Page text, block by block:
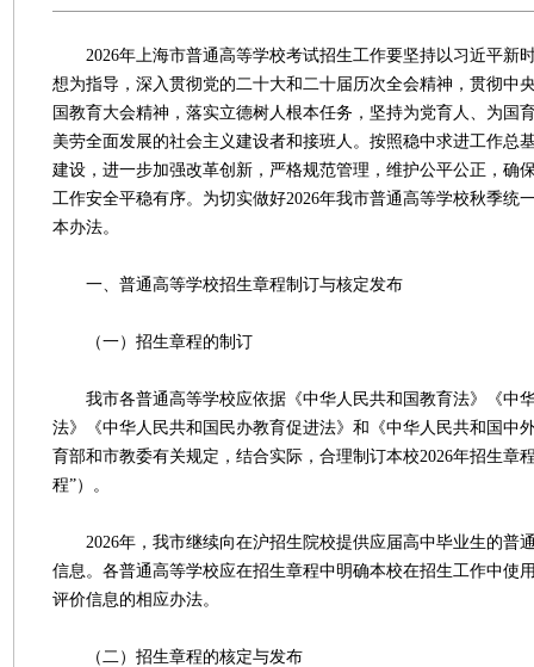
2026年上海市普通高等学校考试招生工作要坚持以习近平新
想为指导，深入贯彻党的二十大和二十届历次全会精神，贯彻中
国教育大会精神，落实立德树人根本任务，坚持为党育人、为国
美劳全面发展的社会主义建设者和接班人。按照稳中求进工作总
建设，进一步加强改革创新，严格规范管理，维护公平公正，确
工作安全平稳有序。为切实做好2026年我市普通高等学校秋季统
本办法。
一、普通高等学校招生章程制订与核定发布
（一）招生章程的制订
我市各普通高等学校应依据《中华人民共和国教育法》《中
法》《中华人民共和国民办教育促进法》和《中华人民共和国中
育部和市教委有关规定，结合实际，合理制订本校2026年招生章
程”）。
2026年，我市继续向在沪招生院校提供应届高中毕业生的普
信息。各普通高等学校应在招生章程中明确本校在招生工作中使
评价信息的相应办法。
（二）招生章程的核定与发布